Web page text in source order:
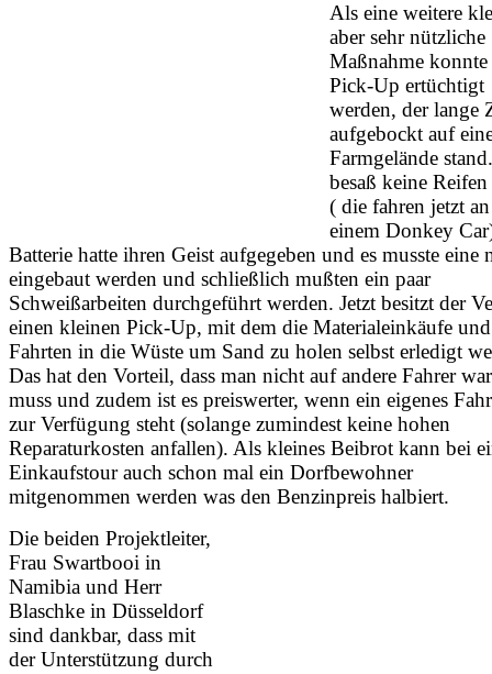
Als eine weitere
aber sehr nützliche
Maßnahme konnte
Pick-Up ertüchtigt
werden, der lange
aufgebockt auf
Farmgelände
besaß keine
( die fahren jetzt an
einem Donkey
Batterie hatte ihren Geist aufgegeben und es musste eine
eingebaut werden und schließlich mußten ein paar
Schweißarbeiten durchgeführt werden. Jetzt besitzt der
einen kleinen Pick-Up, mit dem die Materialeinkäufe
Fahrten in die Wüste um Sand zu holen selbst erledigt
Das hat den Vorteil, dass man nicht auf andere Fahrer
muss und zudem ist es preiswerter, wenn ein eigenes
zur Verfügung steht (solange zumindest keine hohen
Reparaturkosten anfallen). Als kleines Beibrot kann bei
Einkaufstour auch schon mal ein Dorfbewohner
mitgenommen werden was den Benzinpreis halbiert.
Die beiden Projektleiter,
Frau Swartbooi in
Namibia und Herr
Blaschke in Düsseldorf
sind dankbar, dass mit
der Unterstützung durch